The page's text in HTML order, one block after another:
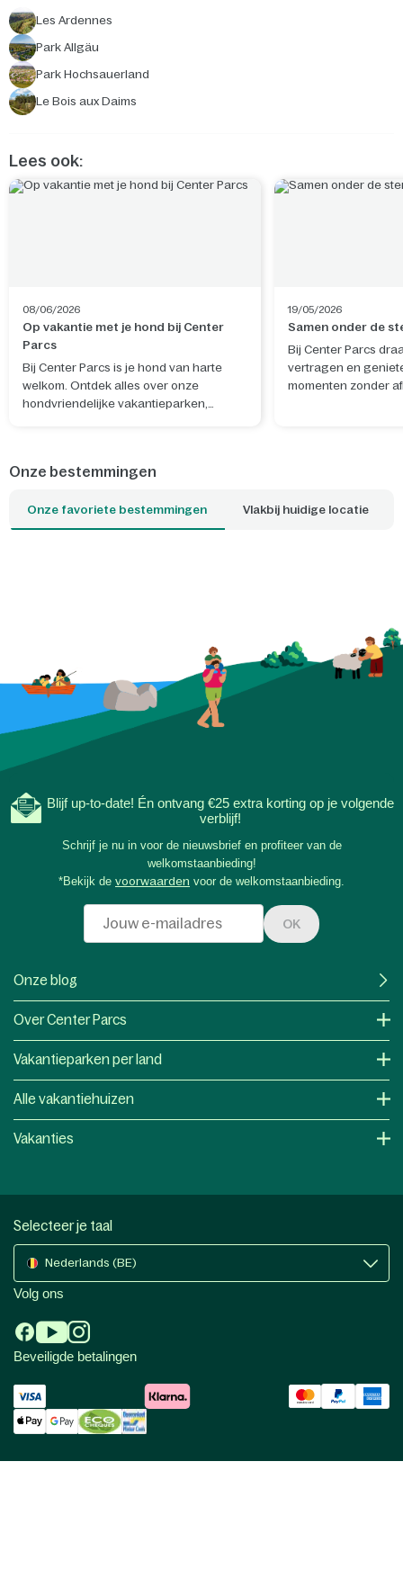
Les Ardennes
Park Allgäu
Park Hochsauerland
Le Bois aux Daims
Lees ook:
08/06/2026
Op vakantie met je hond bij Center
Parcs
Bij Center Parcs is je hond van harte
welkom. Ontdek alles over onze
hondvriendelijke vakantieparken,
19/05/2026
Samen onder de
Bij Center Parcs
vertragen en
momenten zonder
sterrenhemel, terwijl
avonden de
samen offline onder
Onze bestemmingen
Onze favoriete bestemmingen Vlakbij huidige locatie
Blijf up-to-date! Én ontvang €25 extra korting op je volgende
verblijf!
Schrijf je nu in voor de nieuwsbrief en profiteer van de
welkomstaanbieding!
*Bekijk de voorwaarden voor de welkomstaanbieding.
OK
Onze blog
Over Center Parcs
Vakantieparken per land
Alle vakantiehuizen
Vakanties
Selecteer je taal
Nederlands (BE)
Volg ons
Beveiligde betalingen